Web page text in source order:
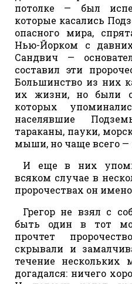
потолке — был
которые касались
опасного мира,
Нью-Йорком с
Сандвич —
составил эти
Большинство из них
их жизни, но были
которых
населявшие
тараканы, пауки,
мыши, но чаще всего
И еще в них
всяком случае в
пророчествах он
Грегор не взял с
быть один в тот
прочтет
скрывали и
течение нескольких
догадался: ничего